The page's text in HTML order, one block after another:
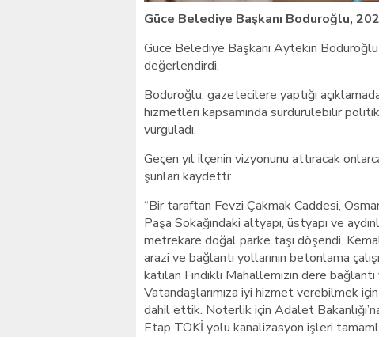
Güce Belediye Başkanı Boduroğlu,
Güce Belediye Başkanı Aytekin
değerlendirdi.
Boduroğlu, gazetecilere yaptığı
hizmetleri kapsamında sürdürülebilir
vurguladı.
Geçen yıl ilçenin vizyonunu attıracak
şunları kaydetti:
“Bir taraftan Fevzi Çakmak Caddesi,
Paşa Sokağındaki altyapı, üstyapı ve
metrekare doğal parke taşı döşendi.
arazi ve bağlantı yollarının betonlama
katılan Fındıklı Mahallemizin dere
Vatandaşlarımıza iyi hizmet verebilmek
dahil ettik. Noterlik için Adalet
Etap TOKİ yolu kanalizasyon işleri